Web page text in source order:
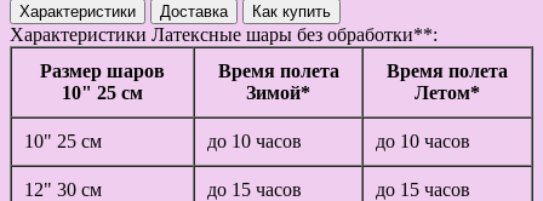
Характеристики Доставка Как купить
Характеристики Латексные шары без обработки**:
Размер шаров
10" 25 см
Время полета
Зимой*
Время полета
Летом*
10" 25 см до 10 часов до 10 часов
12" 30 см до 15 часов до 15 часов